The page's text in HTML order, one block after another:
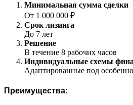
Минимальная сумма сделки
От 1 000 000 ₽
Срок лизинга
До 7 лет
Решение
В течение 8 рабочих часов
Индивидуальные схемы
Адаптированные под
Преимущества: